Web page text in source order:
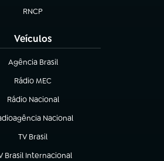
RNCP
(abre em nova aba)
Veículos
Agência Brasil
(abre em nova aba)
Rádio MEC
(abre em nova aba)
Rádio Nacional
Nacional
em nova aba)
TV Brasil
(abre em nova aba)
Brasil Internacional